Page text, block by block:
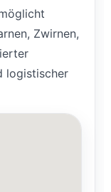
Zwirnen,
logistischer